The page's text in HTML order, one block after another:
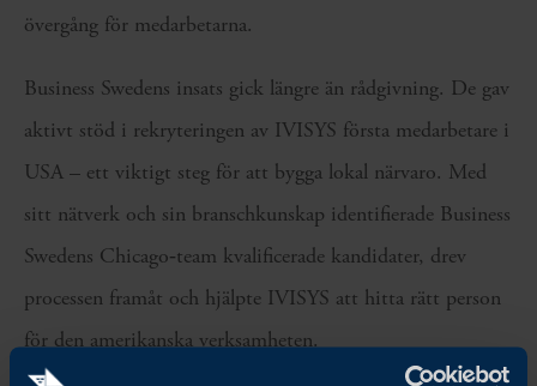
övergång för medarbetarna.
Business Swedens insats gick längre än rådgivning. De gav
aktivt stöd i rekryteringen av IVISYS första medarbetare i
USA – ett viktigt steg för att bygga lokal närvaro. Med
sitt nätverk och sin branschkunskap identifierade Business
Swedens Chicago‑team kvalificerade kandidater, drev
processen framåt och hjälpte IVISYS att hitta rätt person
för den amerikanska verksamheten.